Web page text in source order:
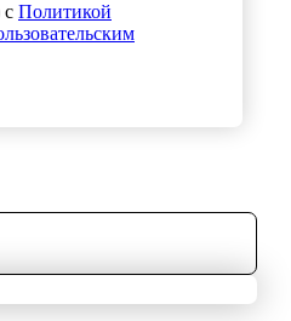
с Политикой